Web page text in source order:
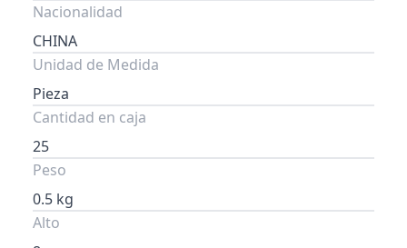
Nacionalidad
CHINA
Unidad de Medida
Pieza
Cantidad en caja
25
Peso
0.5 kg
Alto